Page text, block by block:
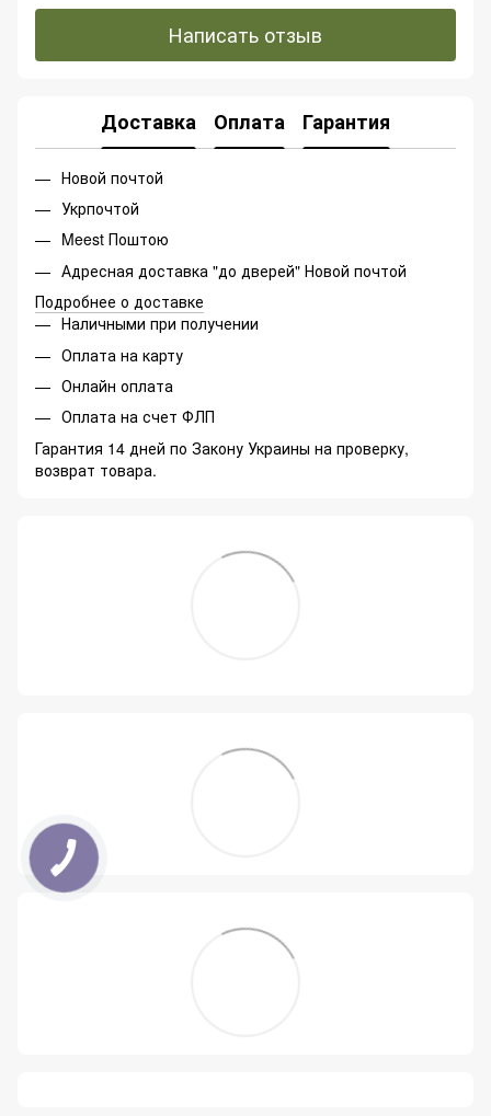
Написать отзыв
Доставка Оплата Гарантия
Новой почтой
Укрпочтой
Meest Поштою
Адресная доставка "до дверей" Новой почтой
Подробнее о доставке
Наличными при получении
Оплата на карту
Онлайн оплата
Оплата на счет ФЛП
Гарантия 14 дней по Закону Украины на проверку,
возврат товара.